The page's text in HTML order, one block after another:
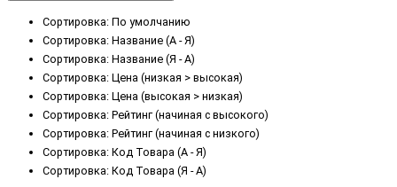
Сортировка: По умолчанию
Сортировка: Название (А - Я)
Сортировка: Название (Я - А)
Сортировка: Цена (низкая > высокая)
Сортировка: Цена (высокая > низкая)
Сортировка: Рейтинг (начиная с высокого)
Сортировка: Рейтинг (начиная с низкого)
Сортировка: Код Товара (А - Я)
Сортировка: Код Товара (Я - А)